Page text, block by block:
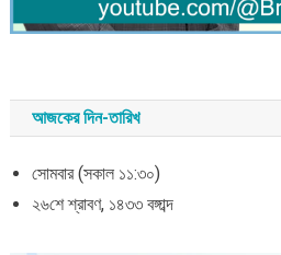
আজকের দিন-তারিখ
সোমবার (সকাল ১১:৩০)
২৬শে শ্রাবণ, ১৪৩৩ বঙ্গাব্দ